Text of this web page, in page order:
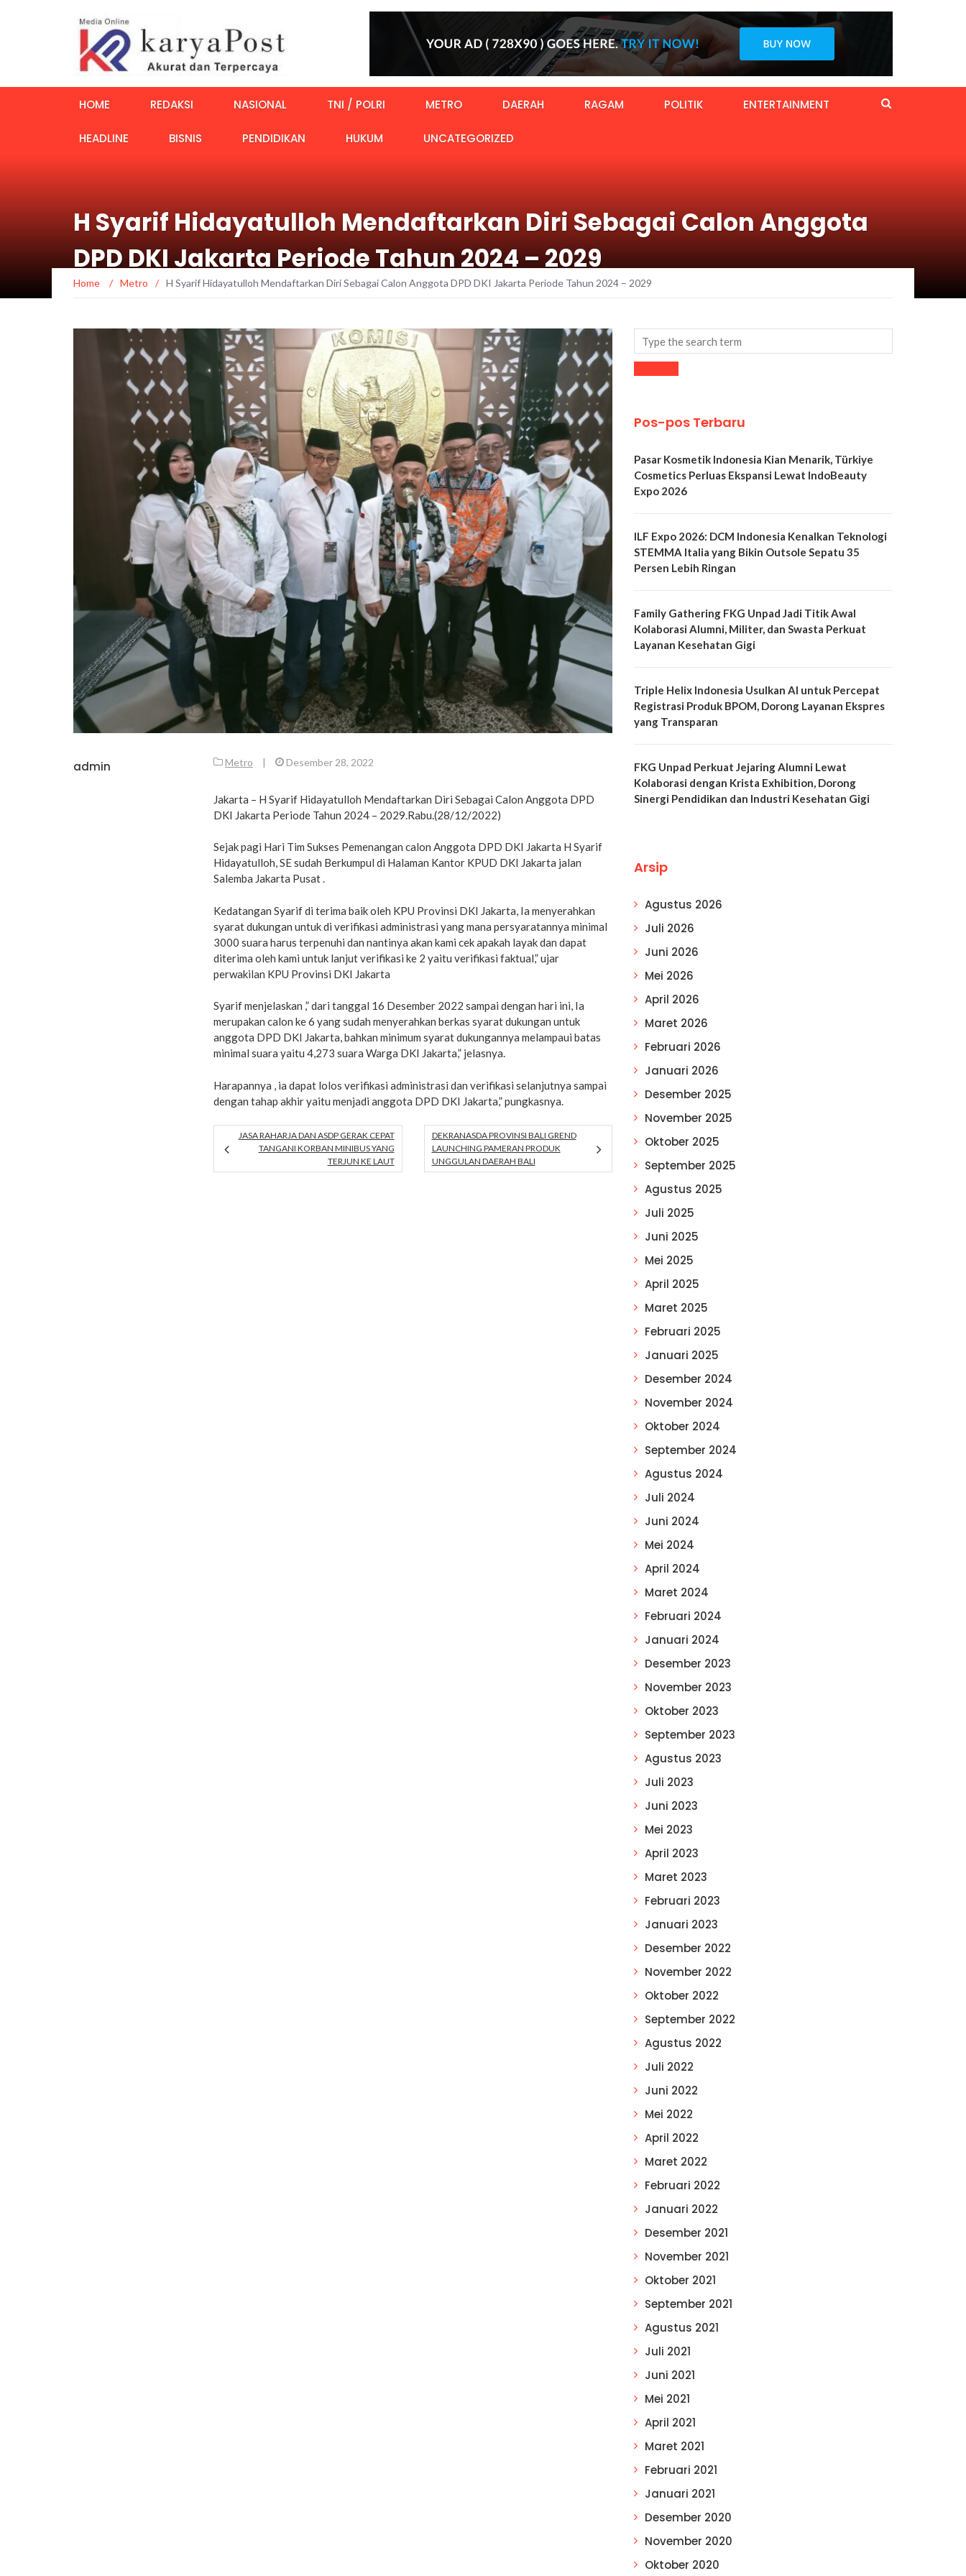
HOME REDAKSI NASIONAL TNI / POLRI METRO DAERAH RAGAM POLITIK ENTERTAINMENT
HEADLINE BISNIS PENDIDIKAN HUKUM UNCATEGORIZED
H Syarif Hidayatulloh Mendaftarkan Diri Sebagai Calon Anggota
DPD DKI Jakarta Periode Tahun 2024 – 2029
Home / Metro / H Syarif Hidayatulloh Mendaftarkan Diri Sebagai Calon Anggota DPD DKI Jakarta Periode Tahun 2024 – 2029
admin Metro | Desember 28, 2022
Jakarta – H Syarif Hidayatulloh Mendaftarkan Diri Sebagai Calon Anggota DPD
DKI Jakarta Periode Tahun 2024 – 2029.Rabu.(28/12/2022)
Sejak pagi Hari Tim Sukses Pemenangan calon Anggota DPD DKI Jakarta H Syarif
Hidayatulloh, SE sudah Berkumpul di Halaman Kantor KPUD DKI Jakarta jalan
Salemba Jakarta Pusat .
Kedatangan Syarif di terima baik oleh KPU Provinsi DKI Jakarta, Ia menyerahkan
syarat dukungan untuk di verifikasi administrasi yang mana persyaratannya minimal
3000 suara harus terpenuhi dan nantinya akan kami cek apakah layak dan dapat
diterima oleh kami untuk lanjut verifikasi ke 2 yaitu verifikasi faktual,” ujar
perwakilan KPU Provinsi DKI Jakarta
Syarif menjelaskan ,” dari tanggal 16 Desember 2022 sampai dengan hari ini, Ia
merupakan calon ke 6 yang sudah menyerahkan berkas syarat dukungan untuk
anggota DPD DKI Jakarta, bahkan minimum syarat dukungannya melampaui batas
minimal suara yaitu 4,273 suara Warga DKI Jakarta,” jelasnya.
Harapannya , ia dapat lolos verifikasi administrasi dan verifikasi selanjutnya sampai
dengan tahap akhir yaitu menjadi anggota DPD DKI Jakarta,” pungkasnya.
JASA RAHARJA DAN ASDP GERAK CEPAT
TANGANI KORBAN MINIBUS YANG
TERJUN KE LAUT
DEKRANASDA PROVINSI BALI GREND
LAUNCHING PAMERAN PRODUK
UNGGULAN DAERAH BALI
Pos-pos Terbaru
Pasar Kosmetik Indonesia Kian Menarik, Türkiye
Cosmetics Perluas Ekspansi Lewat IndoBeauty
Expo 2026
ILF Expo 2026: DCM Indonesia Kenalkan Teknologi
STEMMA Italia yang Bikin Outsole Sepatu 35
Persen Lebih Ringan
Family Gathering FKG Unpad Jadi Titik Awal
Kolaborasi Alumni, Militer, dan Swasta Perkuat
Layanan Kesehatan Gigi
Triple Helix Indonesia Usulkan AI untuk Percepat
Registrasi Produk BPOM, Dorong Layanan Ekspres
yang Transparan
FKG Unpad Perkuat Jejaring Alumni Lewat
Kolaborasi dengan Krista Exhibition, Dorong
Sinergi Pendidikan dan Industri Kesehatan Gigi
Arsip
Agustus 2026
Juli 2026
Juni 2026
Mei 2026
April 2026
Maret 2026
Februari 2026
Januari 2026
Desember 2025
November 2025
Oktober 2025
September 2025
Agustus 2025
Juli 2025
Juni 2025
Mei 2025
April 2025
Maret 2025
Februari 2025
Januari 2025
Desember 2024
November 2024
Oktober 2024
September 2024
Agustus 2024
Juli 2024
Juni 2024
Mei 2024
April 2024
Maret 2024
Februari 2024
Januari 2024
Desember 2023
November 2023
Oktober 2023
September 2023
Agustus 2023
Juli 2023
Juni 2023
Mei 2023
April 2023
Maret 2023
Februari 2023
Januari 2023
Desember 2022
November 2022
Oktober 2022
September 2022
Agustus 2022
Juli 2022
Juni 2022
Mei 2022
April 2022
Maret 2022
Februari 2022
Januari 2022
Desember 2021
November 2021
Oktober 2021
September 2021
Agustus 2021
Juli 2021
Juni 2021
Mei 2021
April 2021
Maret 2021
Februari 2021
Januari 2021
Desember 2020
November 2020
Oktober 2020